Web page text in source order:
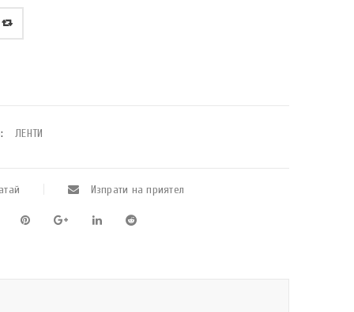
ЛЕНТИ
Изпрати на приятел